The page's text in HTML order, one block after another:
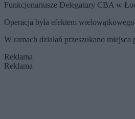
Funkcjonariusze Delegatury CBA w
Operacja była efektem
W ramach działań przeszukano
Reklama
Reklama